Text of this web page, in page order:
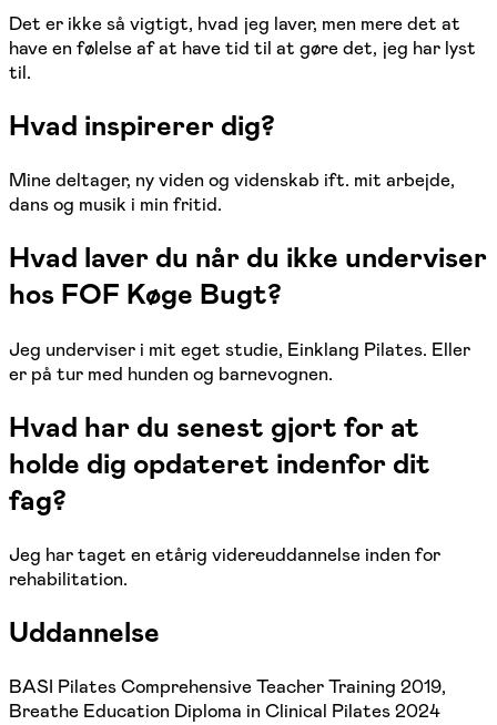
Det er ikke så vigtigt, hvad jeg laver, men mere det at
have en følelse af at have tid til at gøre det, jeg har lyst
til.
Hvad inspirerer dig?
Mine deltager, ny viden og videnskab ift. mit arbejde,
dans og musik i min fritid.
Hvad laver du når du ikke underviser
hos FOF Køge Bugt?
Jeg underviser i mit eget studie, Einklang Pilates. Eller
er på tur med hunden og barnevognen.
Hvad har du senest gjort for at
holde dig opdateret indenfor dit
fag?
Jeg har taget en etårig videreuddannelse inden for
rehabilitation.
Uddannelse
BASI Pilates Comprehensive Teacher Training 2019,
Breathe Education Diploma in Clinical Pilates 2024